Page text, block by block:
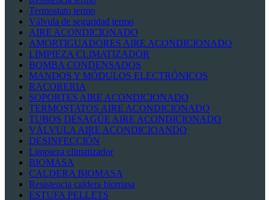
Termostato termo
Válvula de seguridad termo
AIRE ACONDICIONADO
AMORTIGUADORES AIRE ACONDICIONADO
LIMPIEZA CLIMATIZADOR
BOMBA CONDENSADOS
MANDOS Y MÓDULOS ELECTRÓNICOS
RACORERIA
SOPORTES AIRE ACONDICIONADO
TERMOSTATOS AIRE ACONDICIONADO
TUBOS DESAGÜE AIRE ACONDICIONADO
VÁLVULA AIRE ACONDICIOANDO
DESINFECCIÓN
Limpieza climatizador
BIOMASA
CALDERA BIOMASA
Resistencia caldera biomasa
ESTUFA PELLETS